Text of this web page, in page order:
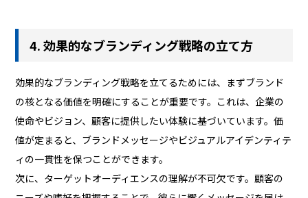
4. 効果的なブランディング戦略の立て方
効果的なブランディング戦略を立てるためには、まずブランド
の核となる価値を明確にすることが重要です。これは、企業の
使命やビジョン、顧客に提供したい体験に基づいています。価
値が定まると、ブランドメッセージやビジュアルアイデンティテ
ィの一貫性を保つことができます。
次に、ターゲットオーディエンスの理解が不可欠です。顧客の